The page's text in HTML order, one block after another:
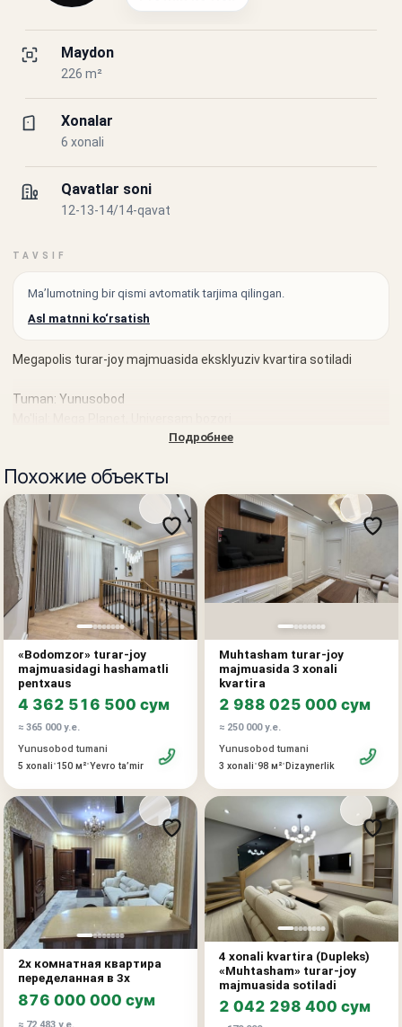
Maydon
226 m²
Xonalar
6 xonali
Qavatlar soni
12-13-14/14-qavat
TAVSIF
Ma’lumotning bir qismi avtomatik tarjima qilingan.
Asl matnni ko‘rsatish
Megapolis turar-joy majmuasida eksklyuziv kvartira sotiladi
Tuman: Yunusobod
Qavatlar: 12 / 13 / 14
Kadastr: mavjud
Format: 3 qavatli kvartira
Holati: dizaynerlik evroremont
Kvartira to'liq mebel va texnika bilan jihozlangan
Reja:
12-qavat
• o'z hammomiga ega master yotoqxona
13-qavat
• master yotoqxona
• umumiy hammom
14-qavat
• keng oshxona
• katta zal
Afzalliklari:
• butun Toshkentni ko'rish imkonini beruvchi panoramali derazalar
• yopiq qo'riqlanadigan hovli
• chip orqali individual kirish imkoniyatiga ega lift
• premium dizaynerlik ta'mirlash
• qimmatbaho pardozlash materiallari
Подробнее
Похожие объекты
«Bodomzor» turar-joy
majmuasidagi hashamatli
pentxaus
4 362 516 500 сум
≈ 365 000 у.е.
Yunusobod tumani
5 xonali•150 м²•Yevro taʼmir
Muhtasham turar-joy
majmuasida 3 xonali
kvartira
2 988 025 000 сум
≈ 250 000 у.е.
Yunusobod tumani
3 xonali•98 м²•Dizaynerlik
2х комнатная квартира
переделанная в 3х
876 000 000 сум
≈ 72 483 у.е.
4 xonali kvartira (Dupleks)
«Muhtasham» turar-joy
majmuasida sotiladi
2 042 298 400 сум